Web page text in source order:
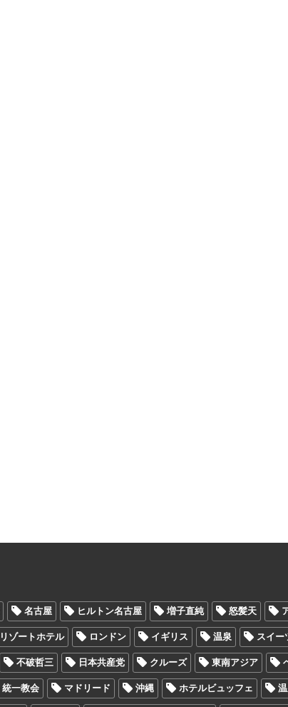
名古屋 ヒルトン名古屋 増子直純 怒髪天
リゾートホテル ロンドン イギリス 温泉 スイー
不破哲三 日本共産党 クルーズ 東南アジア
統一教会 マドリード 沖縄 ホテルビュッフェ